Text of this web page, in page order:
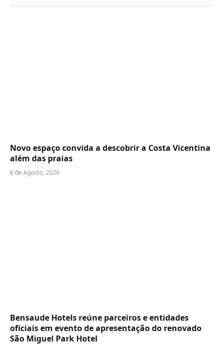
Novo espaço convida a descobrir a Costa Vicentina
além das praias
6 de Agosto, 2026
Bensaude Hotels reúne parceiros e entidades
oficiais em evento de apresentação do renovado
São Miguel Park Hotel